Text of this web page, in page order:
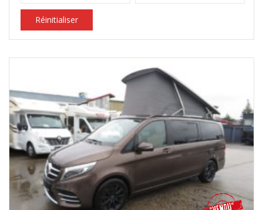
Réinitialiser